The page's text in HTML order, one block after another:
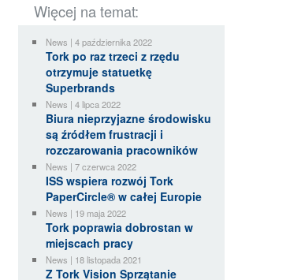
Więcej na temat:
News | 4 października 2022
Tork po raz trzeci z rzędu
otrzymuje statuetkę
Superbrands
News | 4 lipca 2022
Biura nieprzyjazne środowisku
są źródłem frustracji i
rozczarowania pracowników
News | 7 czerwca 2022
ISS wspiera rozwój Tork
PaperCircle® w całej Europie
News | 19 maja 2022
Tork poprawia dobrostan w
miejscach pracy
News | 18 listopada 2021
Z Tork Vision Sprzątanie